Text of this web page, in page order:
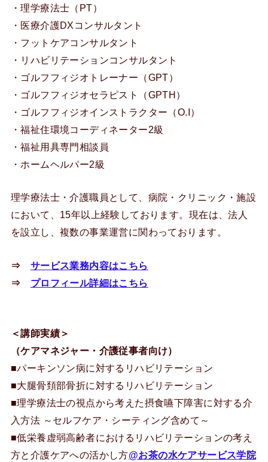
・理学療法士（PT）
・医療介護DXコンサルタント
・フットケアコンサルタント
・リハビリテーションコンサルタント
・ゴルフフィジオトレーナー（GPT）
・ゴルフフィジオセラピスト（GPTH）
・ゴルフフィジオインストラクター（O.I）
・福祉住環境コーディネーター2級
・福祉用具専門相談員
・ホームヘルパー2級
理学療法士・介護職員として、病院・クリニック・施設
において、15年以上経験しております。現在は、法人
を設立し、複数の事業運営に関わっております。
⇒ サービス業務内容はこちら
⇒ プロフィール詳細はこちら
＜講師実績＞
（ケアマネジャー・介護従事者向け）
■パーキンソン病に対するリハビリテーション
■大腿骨頚部骨折に対するリハビリテーション
■理学療法士の視点から考えた摂食嚥下障害に対する介
入方法 ～セルフケア・シーティング含めて～
■低栄養虚弱高齢者におけるリハビリテーションの考え
方と介護ケアへの活かし方@お茶の水ケアサービス学院